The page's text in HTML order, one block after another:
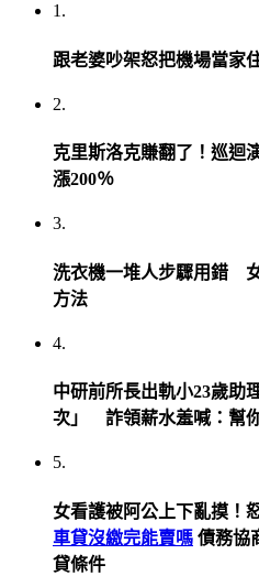
1.
跟老婆吵架怒把機場當
2.
克里斯洛克賺翻了！巡迴
漲200％
3.
洗衣機一堆人步驟用錯
方法
4.
中研前所長出軌小23歲
次」 詐領薪水羞喊：幫
5.
女看護被阿公上下亂摸！
車貸沒繳完能賣嗎 債務協
貸條件